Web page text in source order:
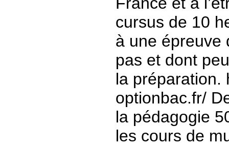
cursus de 10
à une épreuve
pas et dont
la préparation.
optionbac.fr/
la pédagogie
les cours de